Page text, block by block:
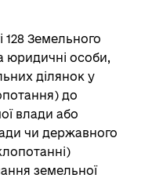
128 Земельного
юридичні особи,
ділянок у
до
влади або
чи державного
земельної